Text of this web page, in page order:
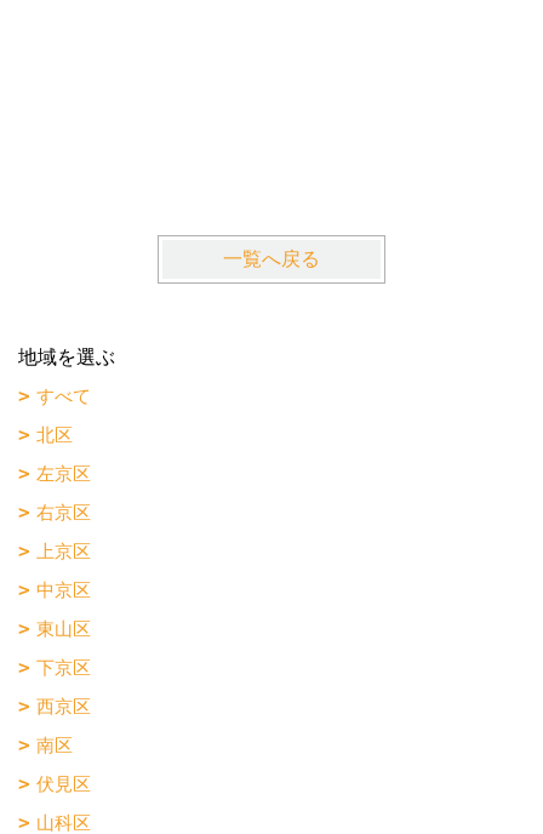
一覧へ戻る
地域を選ぶ
すべて
北区
左京区
右京区
上京区
中京区
東山区
下京区
西京区
南区
伏見区
山科区